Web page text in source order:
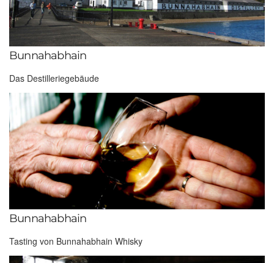
Bunnahabhain
Das Destilleriegebäude
Bunnahabhain
Tasting von Bunnahabhain Whisky